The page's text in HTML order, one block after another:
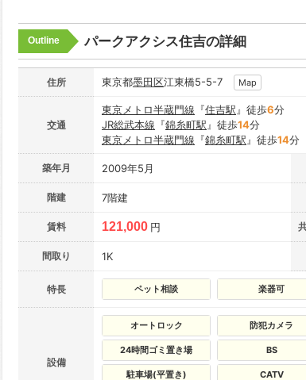
Outline パークアクシス住吉の詳細
住所 東京都墨田区江東橋5-5-7 Map
交通
東京メトロ半蔵門線 『住吉駅』徒歩6分
JR総武本線 『錦糸町駅』徒歩14分
東京メトロ半蔵門線 『錦糸町駅』徒歩14分
築年月 2009年5月
階建 7階建
賃料 121,000 円
間取り 1K
特長 ペット相談 楽器可
設備
オートロック 防犯カメラ
24時間ゴミ置き場 BS
駐車場(平置き) CATV